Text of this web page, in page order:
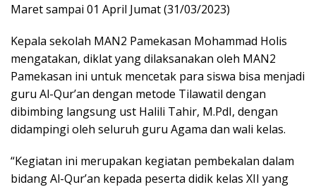
Maret sampai 01 April Jumat (31/03/2023)
Kepala sekolah MAN2 Pamekasan Mohammad Holis
mengatakan, diklat yang dilaksanakan oleh MAN2
Pamekasan ini untuk mencetak para siswa bisa menjadi
guru Al-Qur’an dengan metode Tilawatil dengan
dibimbing langsung ust Halili Tahir, M.PdI, dengan
didampingi oleh seluruh guru Agama dan wali kelas.
“Kegiatan ini merupakan kegiatan pembekalan dalam
bidang Al-Qur’an kepada peserta didik kelas XII yang